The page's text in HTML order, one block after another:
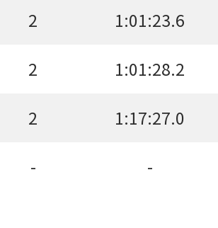
2 1:01:23.6
2 1:01:28.2
2 1:17:27.0
- -